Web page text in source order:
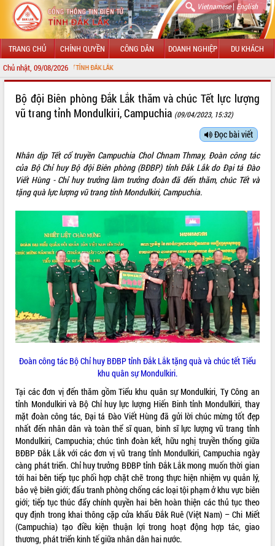
Vietnamese| English
TRANG CHỦ CHÍNH QUYỀN CÔNG DÂN DOANH NGHIỆP DU KHÁCH
Chủ nhật, 09/08/2026
LÃNH ĐẠO UBND TỈNH
SỞ, BAN, NGÀNH
UBND CÁC XÃ, PHƯỜNG
THÔNG TIN CHỈ ĐẠO ĐIỀU HÀNH
HỆ THỐNG VĂN BẢN
VĂN BẢN HĐND TỈNH
ĐIỂM TIN VĂN BẢN
QUY HOẠCH - KẾ HOẠCH
Bộ đội Biên phòng Đắk Lắk thăm và chúc Tết lực lượng
vũ trang tỉnh Mondulkiri, Campuchia (09/04/2023, 15:32)
Đọc bài viết
Nhân dịp Tết cổ truyền Campuchia Chol Chnam Thmay, Đoàn công tác
của Bộ Chỉ huy Bộ đội Biên phòng (BĐBP) tỉnh Đắk Lắk do Đại tá Đào
Viết Hùng - Chỉ huy trưởng làm trưởng đoàn đã đến thăm, chúc Tết và
tặng quà lực lượng vũ trang tỉnh Mondulkiri, Campuchia.
Đoàn công tác Bộ Chỉ huy BĐBP tỉnh Đắk Lắk tặng quà và chúc tết Tiểu
khu quân sự Mondulkiri.
Tại các đơn vị đến thăm gồm Tiểu khu quân sự Mondulkiri, Ty Công an
tỉnh Mondulkiri và Bộ Chỉ huy lực lượng Hiến Binh tỉnh Mondulkiri, thay
mặt đoàn công tác, Đại tá Đào Viết Hùng đã gửi lời chúc mừng tốt đẹp
nhất đến nhân dân và toàn thể sĩ quan, binh sĩ lực lượng vũ trang tỉnh
Mondulkiri, Campuchia; chúc tình đoàn kết, hữu nghị truyền thống giữa
BĐBP Đắk Lắk với các đơn vị vũ trang tỉnh Mondulkiri, Campuchia ngày
càng phát triển. Chỉ huy trưởng BĐBP tỉnh Đắk Lắk mong muốn thời gian
tới hai bên tiếp tục phối hợp chặt chẽ trong thực hiện nhiệm vụ quản lý,
bảo vệ biên giới; đấu tranh phòng chống các loại tội phạm ở khu vực biên
giới; tiếp tục thúc đẩy chính quyền hai bên hoàn thiện các thủ tục theo
quy định trong khai thông cặp cửa khẩu Đắk Ruê (Việt Nam) – Chi Miết
(Campuchia) tạo điều kiện thuận lợi trong hoạt động hợp tác, giao
thương, phát triển kinh tế giữa nhân dân hai nước.